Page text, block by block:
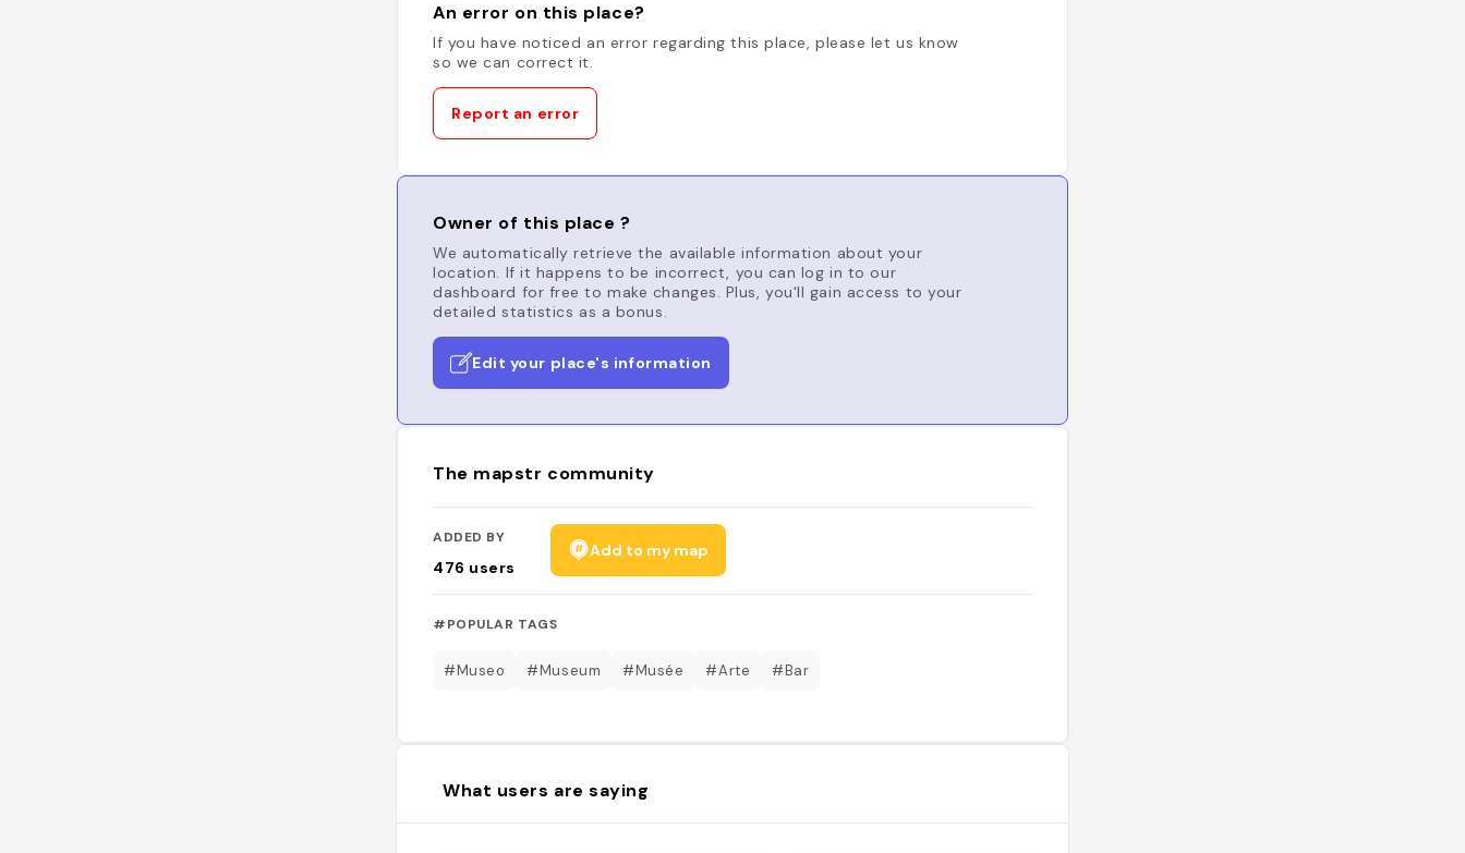
An error on this place?
If you have noticed an error regarding this place, please let us know
so we can correct it.
Report an error
Owner of this place ?
We automatically retrieve the available information about your
location. If it happens to be incorrect, you can log in to our
dashboard for free to make changes. Plus, you'll gain access to your
detailed statistics as a bonus.
Edit your place's information
The mapstr community
ADDED BY
476 users
Add to my map
#POPULAR TAGS
#Museo #Museum #Musée #Arte #Bar
What users are saying